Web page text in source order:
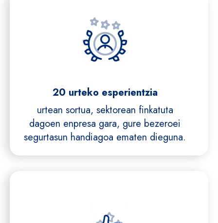
20 urteko esperientzia
urtean sortua, sektorean finkatuta
dagoen enpresa gara, gure bezeroei
segurtasun handiagoa ematen dieguna.